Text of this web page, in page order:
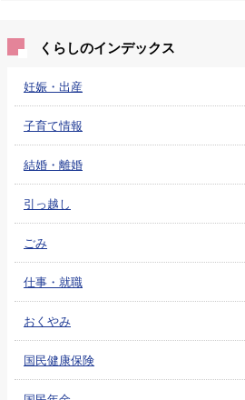
くらしのインデックス
妊娠・出産
子育て情報
結婚・離婚
引っ越し
ごみ
仕事・就職
おくやみ
国民健康保険